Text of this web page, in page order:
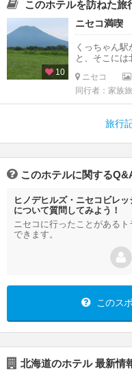
このホテルを訪ねた旅
10
ニセコ満喫
くっちゃん駅
と、そこには
ニセコ
同行者：家族
旅行
このホテルに関する
ヒノデヒルズ・ニセコビレ
について質問してみよう！
ニセコに行ったことがある
できます。
このス
北海道のホテル 最新情